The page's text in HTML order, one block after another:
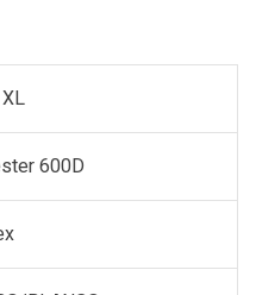
600D